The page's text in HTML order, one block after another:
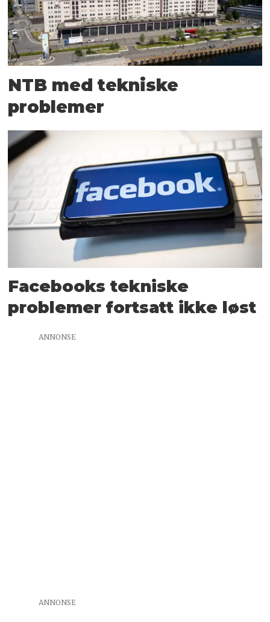
NTB med tekniske
problemer
Facebooks tekniske
problemer fortsatt ikke løst
ANNONSE
ANNONSE